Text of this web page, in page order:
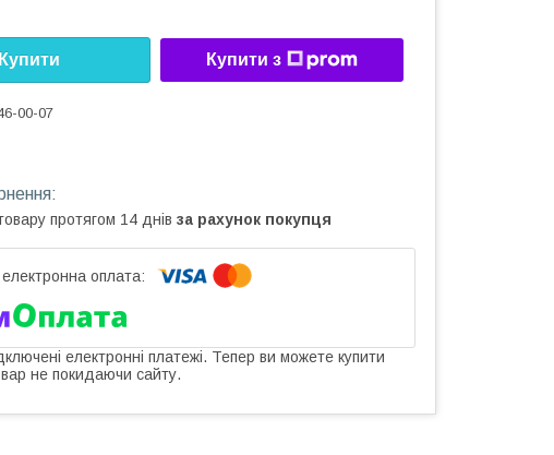
Купити Купити з
00-07
протягом 14 днів за рахунок покупця
електронні платежі. Тепер ви можете купити
не покидаючи сайту.